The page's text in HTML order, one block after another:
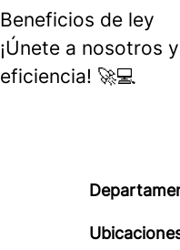
Beneficios de ley
¡Únete a nosotros
eficiencia! 🚀💻